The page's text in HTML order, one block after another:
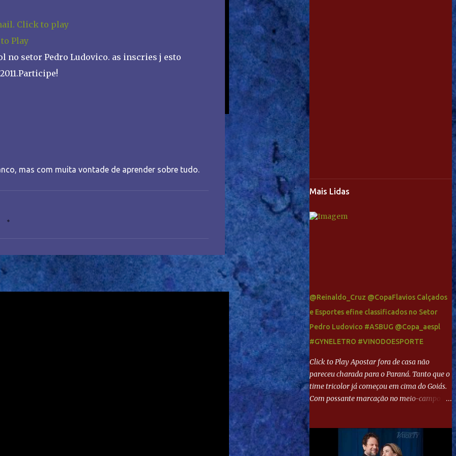
Play
no setor Pedro Ludovico. as inscries j esto
mas com muita vontade de aprender sobre tudo.
Mais Lidas
@Reinaldo_Cruz @CopaFlavios Calçados
e Esportes efine classificados no Setor
Pedro Ludovico #ASBUG @Copa_aespl
#GYNELETRO #VINODOESPORTE
Click to Play Apostar fora de casa não
pareceu charada para o Paraná. Tanto que o
time tricolor já começou em cima do Goiás.
Com possante marcação no meio-campo e
direita, invadiu a área e bateu cruzado no
canto, sem chance para Harlei. Tal qual o